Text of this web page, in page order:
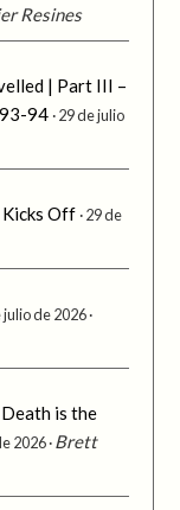
Resines
| Part III –
94 29 de julio
Off 29 de
julio de 2026
is the
2026 Brett